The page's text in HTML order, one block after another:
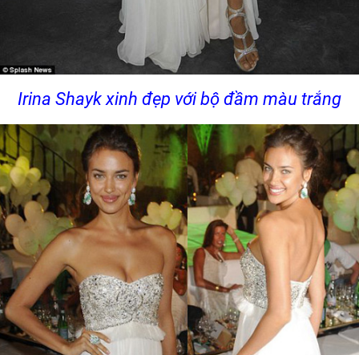
Irina Shayk xinh đẹp với bộ đầm màu trắng